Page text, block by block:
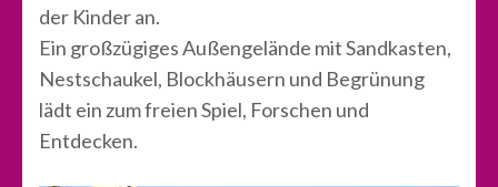
der Kinder an.
Ein großzügiges Außengelände mit Sandkasten,
Nestschaukel, Blockhäusern und Begrünung
lädt ein zum freien Spiel, Forschen und
Entdecken.